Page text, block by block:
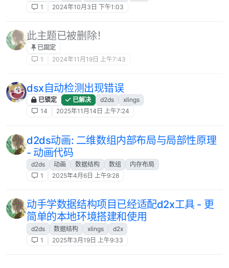
1
2024年10月3日 下午1:03
此主题已被删除！
已固定
1
2024年11月19日 上午7:43
dsx自动检测出现错误
已锁定 已解决 d2ds
xlings
14
2025年11月14日 上午7:24
d2ds动画: 二维数组内部布局与局部性原理
- 动画代码
d2ds 动画 数据结构 数组
内存布局
1
2025年4月6日 上午9:28
动手学数据结构项目已经适配d2x工具 - 更
简单的本地环境搭建和使用
d2ds 数据结构 xlings
d2x
1
2025年3月19日 上午9:33